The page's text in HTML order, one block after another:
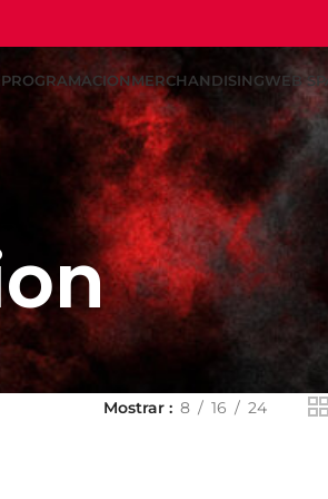
MERCHANDISINGWEB
Mostrar 8 16 24